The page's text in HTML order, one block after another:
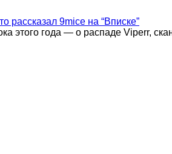
рассказал 9mice на “Вписке”
этого года — о распаде Viperr,